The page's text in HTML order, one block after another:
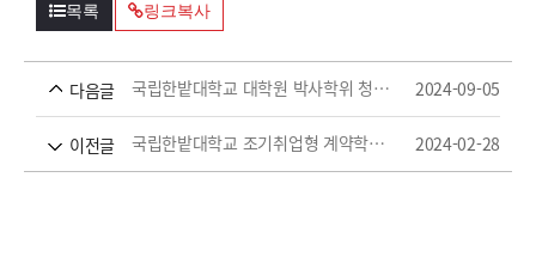
목록 링크복사
다음글 국립한밭대학교 대학원 박사학위 청구논문 제출 자격을 위한 학과(전공)별 운영 지침 2024-09-05
이전글 국립한밭대학교 조기취업형 계약학과 비교과 교육과정 운영 지침 2024-02-28